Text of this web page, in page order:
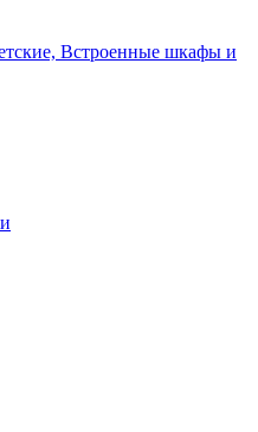
Встроенные шкафы и